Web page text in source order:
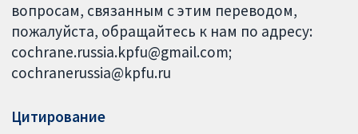
вопросам, связанным с этим переводом,
пожалуйста, обращайтесь к нам по адресу:
cochrane.russia.kpfu@gmail.com;
cochranerussia@kpfu.ru
Цитирование